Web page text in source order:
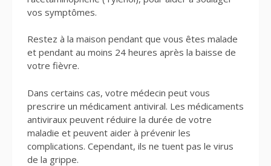
vos symptômes.
Restez à la maison pendant que vous êtes malade
et pendant au moins 24 heures après la baisse de
votre fièvre.
Dans certains cas, votre médecin peut vous
prescrire un médicament antiviral. Les médicaments
antiviraux peuvent réduire la durée de votre
maladie et peuvent aider à prévenir les
complications. Cependant, ils ne tuent pas le virus
de la grippe.